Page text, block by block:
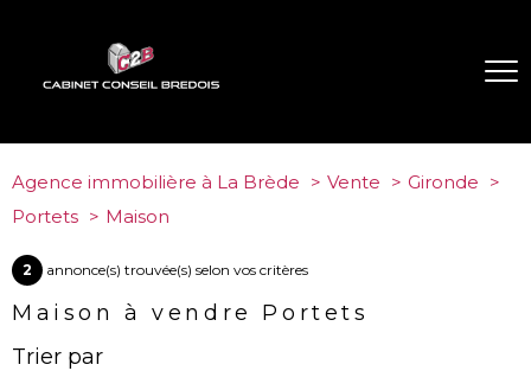
Agence immobilière à La Brède Vente
Gironde
Portets
Maison
2 annonce(s) trouvée(s) selon vos critères
Maison à vendre Portets
Trier par